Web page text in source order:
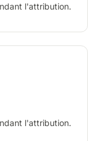
l'attribution.
l'attribution.